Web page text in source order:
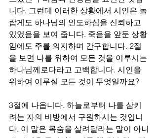
니다. 그런데 이러한 상황에서 시인은 놀
랍게도 하나님의 인도하심을 신뢰하고
있었음을 보여 줍니다. 죽음을 앞둔 상황
임에도 주를 의지하며 간구합니다. 2절
을 보면 나를 위하여 모든 것을 이루시는
하나님께로다라고 고백합니다. 시인을
위하여 이루실 모든 것이 무엇일까요?
3절에 나옵니다. 하늘로부터 나를 삼키
려는 자의 비방에서 구원하시는 것입니
다. 이 말은 목숨을 살려달라는 말이 아니